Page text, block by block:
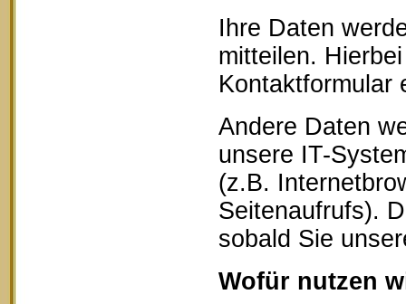
Ihre Daten
mitteilen.
Kontaktformular
Andere Daten
unsere IT-
(z.B.
Seitenaufrufs).
sobald Sie
Wofür nutzen